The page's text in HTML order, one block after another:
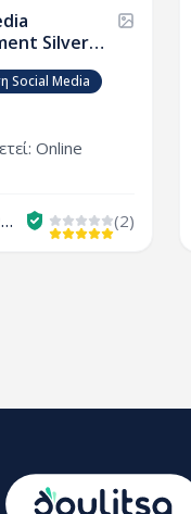
Silver
Social Media
Online
George_Petrou (2)